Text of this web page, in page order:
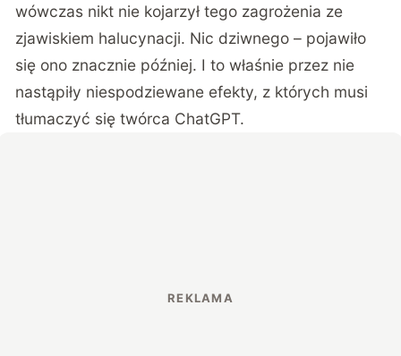
wówczas nikt nie kojarzył tego zagrożenia ze
zjawiskiem halucynacji. Nic dziwnego – pojawiło
się ono znacznie później. I to właśnie przez nie
nastąpiły niespodziewane efekty, z których musi
tłumaczyć się twórca ChatGPT.